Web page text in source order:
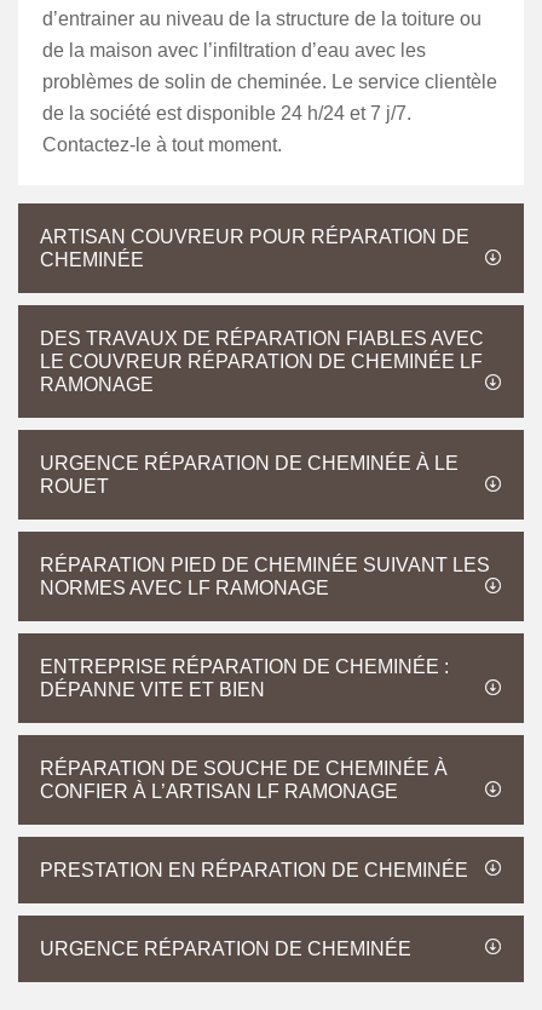
d’entrainer au niveau de la structure de la toiture ou
de la maison avec l’infiltration d’eau avec les
problèmes de solin de cheminée. Le service clientèle
de la société est disponible 24 h/24 et 7 j/7.
Contactez-le à tout moment.
ARTISAN COUVREUR POUR RÉPARATION DE
CHEMINÉE
DES TRAVAUX DE RÉPARATION FIABLES AVEC
LE COUVREUR RÉPARATION DE CHEMINÉE LF
RAMONAGE
URGENCE RÉPARATION DE CHEMINÉE À LE
ROUET
RÉPARATION PIED DE CHEMINÉE SUIVANT LES
NORMES AVEC LF RAMONAGE
ENTREPRISE RÉPARATION DE CHEMINÉE :
DÉPANNE VITE ET BIEN
RÉPARATION DE SOUCHE DE CHEMINÉE À
CONFIER À L’ARTISAN LF RAMONAGE
PRESTATION EN RÉPARATION DE CHEMINÉE
URGENCE RÉPARATION DE CHEMINÉE